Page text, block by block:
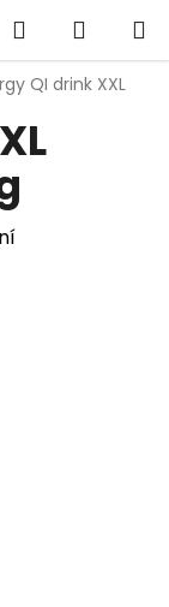
Hledat
KOŠÍK
QI drink XXL